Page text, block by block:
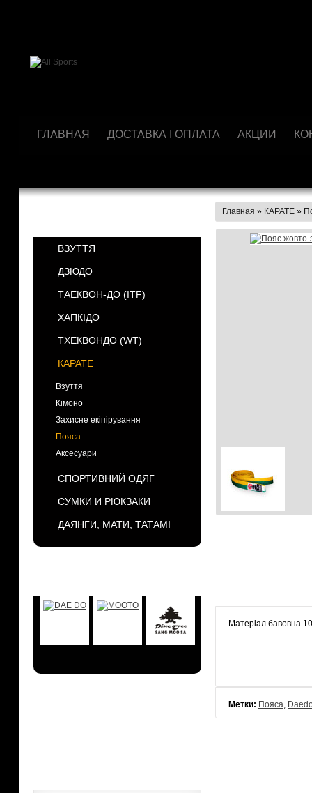
ГЛАВНАЯ ДОСТАВКА І ОПЛАТА АКЦИИ
ВЗУТТЯ
ДЗЮДО
ТАЕКВОН-ДО (ІТF)
ХАПКІДО
ТХЕКВОНДО (WT)
КАРАТЕ
Взуття
Кімоно
Захисне екіпірування
Пояса
Аксесуари
СПОРТИВНИЙ ОДЯГ
СУМКИ И РЮКЗАКИ
ДАЯНГИ, МАТИ, ТАТАМІ
Главная » КАРАТЕ »
Матеріал бавовна
Метки: Пояса,